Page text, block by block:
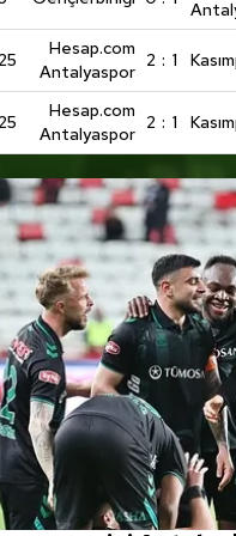
Hesap.com
Antalyaspor
2 : 1
Hesap.com
Antalyaspor
2 : 1